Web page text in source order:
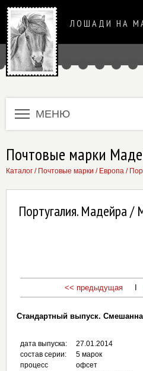
ЛОШАДИ НА
МЕНЮ
Почтовые марки
Каталог / Почтовые марки / Европа /
Португалия. Мадейра /
<< предыдущая
Стандартный выпуск.
дата выпуска:
состав серии:
процесс
27.01.2014
5 марок
офсет